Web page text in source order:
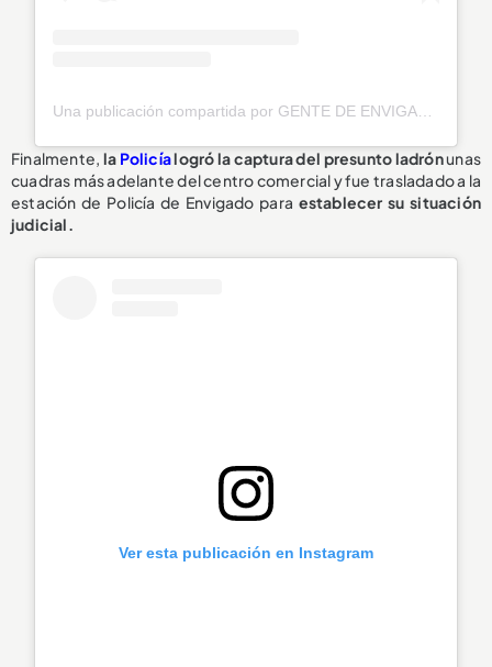
Finalmente, la Policíalogró la captura del presunto ladrónunas
cuadras más adelante del centro comercial y fue trasladado a la
estación de Policía de Envigado para establecer su situación
judicial.
Ver esta publicación en Instagram